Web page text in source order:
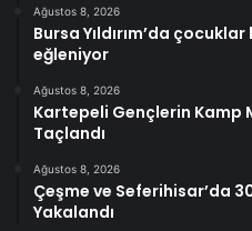
Ağustos 8, 2026
Bursa Yıldırım’da
eğleniyor
Ağustos 8, 2026
Kartepeli Gençlerin Kamp
Taçlandı
Ağustos 8, 2026
Çeşme ve Seferihisar’da
Yakalandı